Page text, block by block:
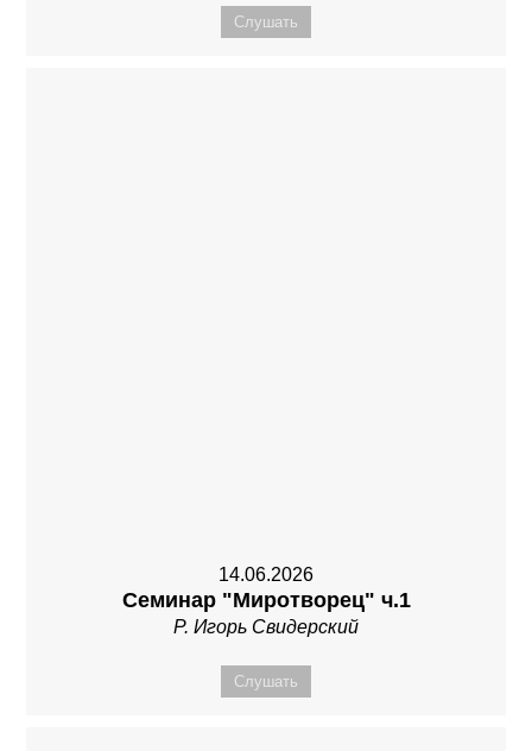
Слушать
14.06.2026
Семинар "Миротворец" ч.1
Р. Игорь Свидерский
Слушать